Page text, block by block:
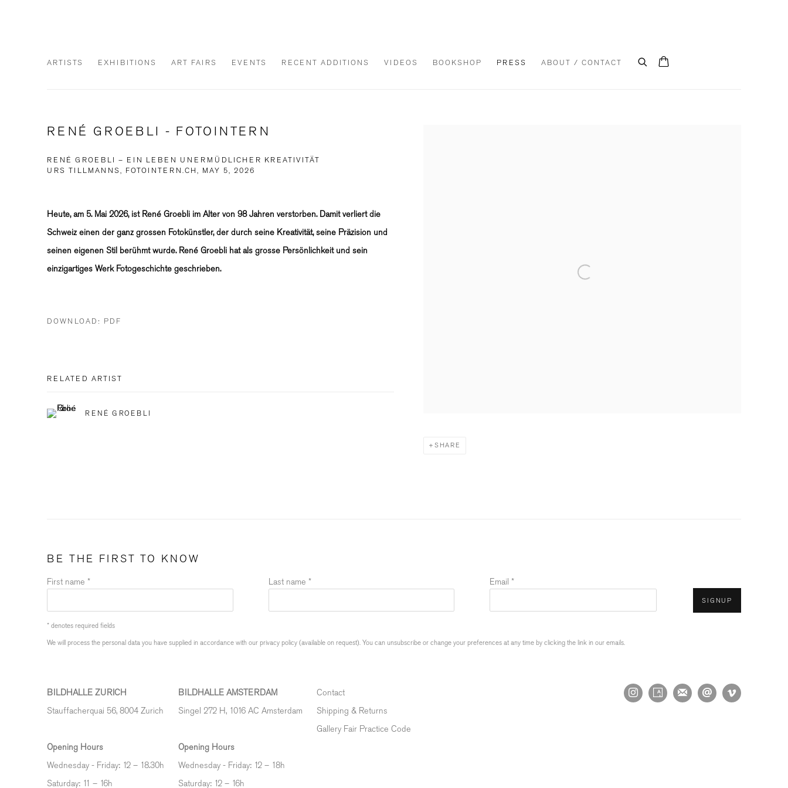
ARTISTS EXHIBITIONS ART FAIRS EVENTS RECENT ADDITIONS VIDEOS BOOKSHOP PRESS ABOUT / CONTACT
RENÉ GROEBLI - FOTOINTERN
RENÉ GROEBLI – EIN LEBEN UNERMÜDLICHER KREATIVITÄT
URS TILLMANNS, FOTOINTERN.CH, MAY 5, 2026
SHARE
Heute, am 5. Mai 2026, ist René Groebli im Alter von 98 Jahren verstorben. Damit verliert die
Schweiz einen der ganz grossen Fotokünstler, der durch seine Kreativität, seine Präzision und
seinen eigenen Stil berühmt wurde. René Groebli hat als grosse Persönlichkeit und sein
einzigartiges Werk Fotogeschichte geschrieben.
DOWNLOAD: PDF
RELATED ARTIST
RENÉ GROEBLI
BE THE FIRST TO KNOW
First name * Last name * Email *
SIGNUP
* denotes required fields
We will process the personal data you have supplied in accordance with our privacy policy (available on request). You can unsubscribe or change your preferences at any time by clicking the link in our emails.
BILDHALLE ZURICH
Stauffacherquai 56, 8004 Zurich
Opening Hours
Wednesday - Friday: 12 – 18.30h
Saturday: 11 – 16h
BILDHALLE AMSTERDAM
Singel 272 H, 1016 AC Amsterdam
Opening Hours
Wednesday - Friday: 12 – 18h
Saturday: 12 – 16h
Contact
Shipping & Returns
Gallery Fair Practice Code